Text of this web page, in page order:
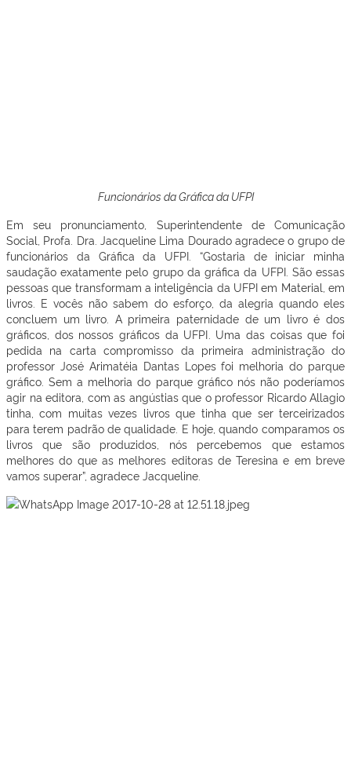
Funcionários da Gráfica da UFPI
Em seu pronunciamento, Superintendente de Comunicação
Social, Profa. Dra. Jacqueline Lima Dourado agradece o grupo de
funcionários da Gráfica da UFPI. “Gostaria de iniciar minha
saudação exatamente pelo grupo da gráfica da UFPI. São essas
pessoas que transformam a inteligência da UFPI em Material, em
livros. E vocês não sabem do esforço, da alegria quando eles
concluem um livro. A primeira paternidade de um livro é dos
gráficos, dos nossos gráficos da UFPI. Uma das coisas que foi
pedida na carta compromisso da primeira administração do
professor José Arimatéia Dantas Lopes foi melhoria do parque
gráfico. Sem a melhoria do parque gráfico nós não poderíamos
agir na editora, com as angústias que o professor Ricardo Allagio
tinha, com muitas vezes livros que tinha que ser terceirizados
para terem padrão de qualidade. E hoje, quando comparamos os
livros que são produzidos, nós percebemos que estamos
melhores do que as melhores editoras de Teresina e em breve
vamos superar”, agradece Jacqueline.